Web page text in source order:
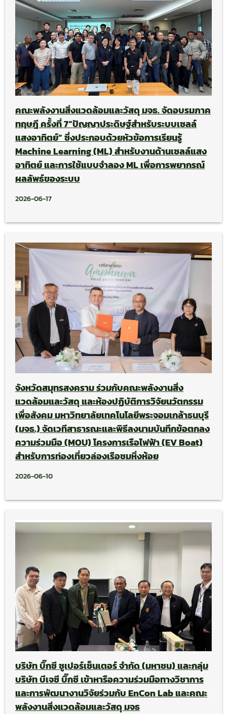
คณะพลังงานสิ่งแวดล้อมและวัสดุ มจธ. จัดอบรมภาค
ทฤษฎี ครั้งที่ 7“ปัญญาประดิษฐ์สำหรับระบบเซลล์
แสงอาทิตย์” ซึ่งประกอบด้วยหัวข้อการเรียนรู้
Machine Learning (ML) สำหรับงานด้านเซลล์แสง
อาทิตย์ และการใช้แบบจำลอง ML เพื่อการพยากรณ์
ผลลัพธ์ของระบบ
2026-06-17
จังหวัดสมุทรสงคราม ร่วมกับคณะพลังงานสิ่ง
แวดล้อมและวัสดุ และห้องปฏิบัติการวิจัยนวัตกรรม
เพื่อสังคม มหาวิทยาลัยเทคโนโลยีพระจอมเกล้าธนบุรี
(มจธ.) จัดเวทีสาธารณะและพิธีลงนามบันทึกข้อตกลง
ความร่วมมือ (MOU) โครงการเรือไฟฟ้า (EV Boat)
สำหรับการท่องเที่ยวล่องเรือชมหิ่งห้อย
2026-06-10
บริษัท บิ๊กซี ซูเปอร์เซ็นเตอร์ จำกัด (มหาชน) และกลุ่ม
บริษัท บีเจซี บิ๊กซี เข้าหารือความร่วมมือทางวิชาการ
และการพัฒนางานวิจัยร่วมกับ EnCon Lab และคณะ
พลังงานสิ่งแวดล้อมและวัสดุ มจธ